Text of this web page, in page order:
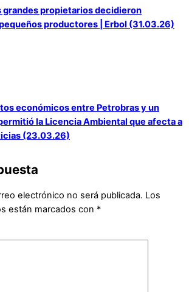
grandes propietarios decidieron
productores | Erbol (31.03.26)
económicos entre Petrobras y un
la Licencia Ambiental que afecta a
(23.03.26)
electrónico no será publicada. Los
están marcados con *